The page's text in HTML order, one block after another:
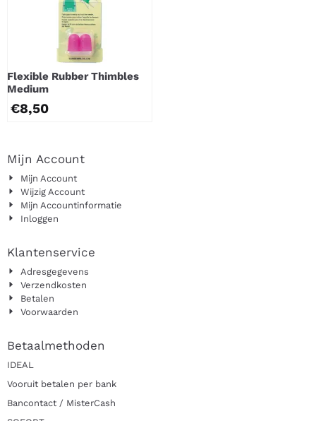
Flexible Rubber Thimbles
Medium
€8,50
Mijn Account
Mijn Account
Wijzig Account
Mijn Accountinformatie
Inloggen
Klantenservice
Adresgegevens
Verzendkosten
Betalen
Voorwaarden
Betaalmethoden
IDEAL
Vooruit betalen per bank
Bancontact / MisterCash